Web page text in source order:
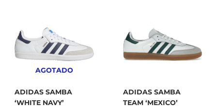
AGOTADO
ADIDAS SAMBA
‘WHITE NAVY’
ADIDAS SAMBA
TEAM ‘MEXICO’